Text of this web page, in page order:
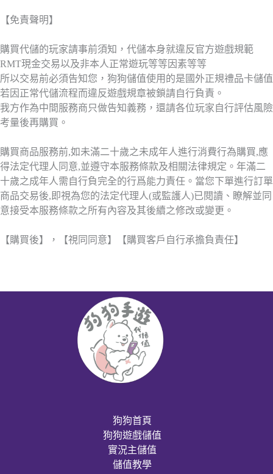
【免責聲明】
購買代儲的玩家請事前須知，代儲本身就違反官方遊戲規範
RMT現金交易以及非本人正常遊玩等等因素等等
所以交易前必須告知您，狗狗儲值使用的是國外正規禮品卡儲值
若因正常代儲流程而違反遊戲規章被鎖請自行負責。
我方作為中間服務商只做告知義務，還請各位玩家自行評估風險
考量後再購買。
購買商品服務前,如未滿二十歲之未成年人進行消費行為購買,應
得法定代理人同意,並遵守本服務條款及相關法律規定。年滿二
十歲之成年人需自行負完全的行爲能力責任。當您下單進行訂單
商品交易後,即視為您的法定代理人(或監護人)已閱讀、瞭解並同
意接受本服務條款之所有內容及其後續之修改或變更。
【購買後】，【視同同意】【購買客戶自行承擔負責任】
狗狗首頁
狗狗遊戲儲值
實況主儲值
儲值教學